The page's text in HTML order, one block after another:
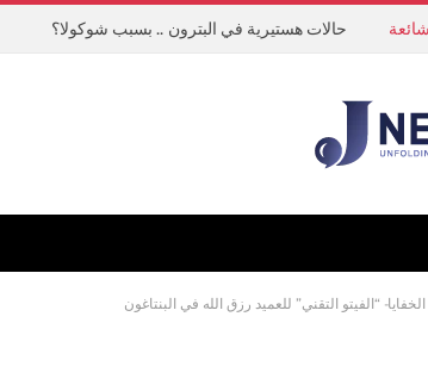
حالات هستيرية في البترون .. بسبب شوكولا؟
“الفيتو التقني” للعميد رزق الله في البنتاغون